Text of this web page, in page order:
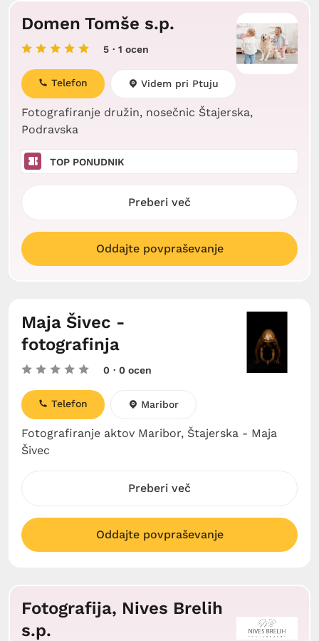
Domen Tomše s.p.
5 · 1 ocen
Fotografiranje družin, nosečnic Štajerska,
Podravska
Telefon Videm pri Ptuju
TOP PONUDNIK
Preberi več
Oddajte povpraševanje
Maja Šivec -
fotografinja
0 · 0 ocen
Fotografiranje aktov Maribor, Štajerska - Maja
Šivec
Telefon Maribor
Preberi več
Oddajte povpraševanje
Fotografija, Nives Brelih
s.p.